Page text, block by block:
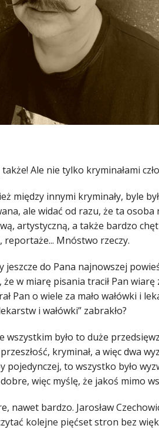
także! Ale nie tylko kryminałami
między innymi kryminały, byle
ale widać od razu, że ta
artystyczną, a także bardzo
reportaże... Mnóstwo rzeczy.
jeszcze do Pana najnowszej
że w miarę pisania tracił Pan
Pan o wiele za mało wałówki i
i wałówki” zabrakło?
wszystkim było to duże
kryminał, a więc dwa
pojedynczej, to wszystko było
więc myślę, że jakoś mimo
nawet bardzo. Jarosław
kolejne pięćset stron bez